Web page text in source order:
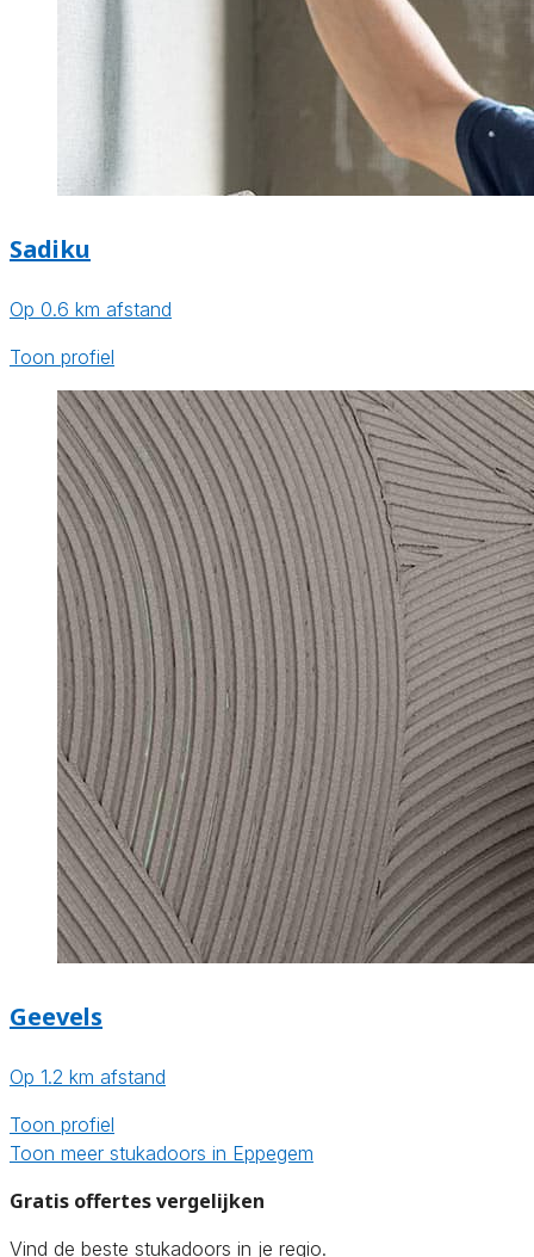
Sadiku
Op 0.6 km afstand
Toon profiel
Geevels
Op 1.2 km afstand
Toon profiel
Toon meer stukadoors in Eppegem
Gratis offertes vergelijken
Vind de beste stukadoors in je regio.